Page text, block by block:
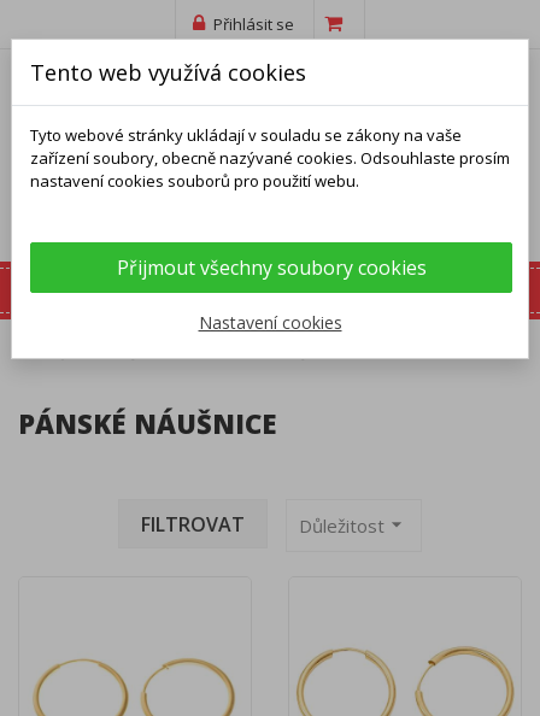
Přihlásit se
Domů Náušnice Pánské náušnice
PÁNSKÉ NÁUŠNICE
FILTROVAT Důležitost arrow_drop_down
Tento web využívá cookies
Tyto webové stránky ukládají v souladu se zákony na vaše
zařízení soubory, obecně nazývané cookies. Odsouhlaste prosím
nastavení cookies souborů pro použití webu.
Přijmout všechny soubory cookies
Nastavení cookies